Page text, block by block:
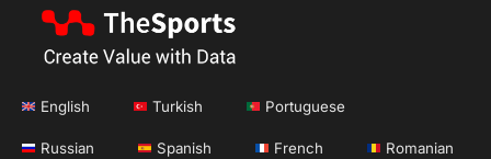
English Turkish Portuguese
Russian Spanish French Romanian